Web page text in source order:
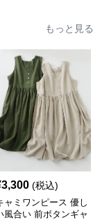
もっと見る
3,300 (税込)
ャミワンピース 優し
風合い 前ボタンギャ